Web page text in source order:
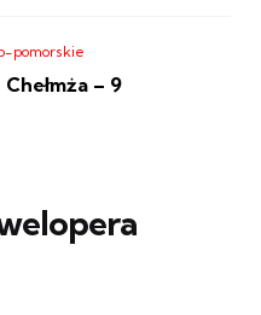
pomorskie
– 9